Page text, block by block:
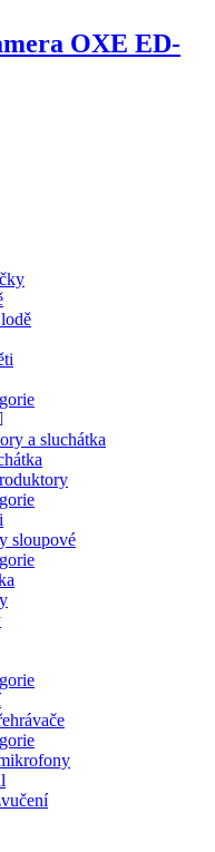
OXE ED-
a sluchátka
sloupové